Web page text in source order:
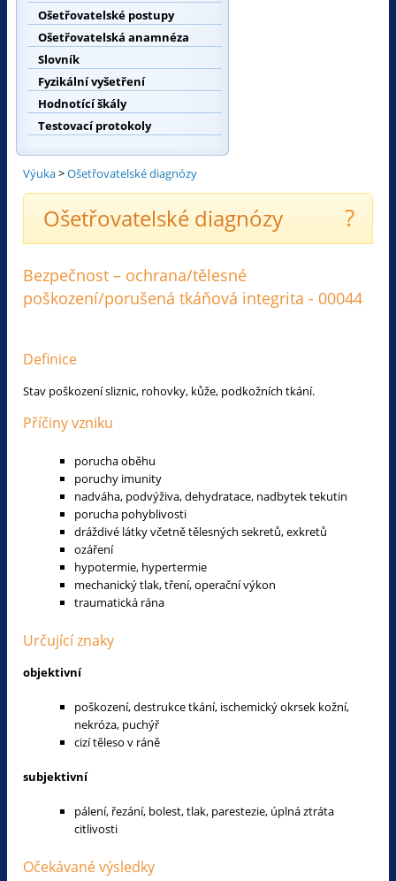
Ošetřovatelské postupy
Ošetřovatelská anamnéza
Slovník
Fyzikální vyšetření
Hodnotící škály
Testovací protokoly
Výuka>Ošetřovatelské diagnózy
Ošetřovatelské diagnózy ?
Bezpečnost – ochrana/tělesné
poškození/porušená tkáňová integrita - 00044
Definice
Stav poškození sliznic, rohovky, kůže, podkožních tkání.
Příčiny vzniku
porucha oběhu
poruchy imunity
nadváha, podvýživa, dehydratace, nadbytek tekutin
porucha pohyblivosti
dráždivé látky včetně tělesných sekretů, exkretů
ozáření
hypotermie, hypertermie
mechanický tlak, tření, operační výkon
traumatická rána
Určující znaky
objektivní
poškození, destrukce tkání, ischemický okrsek kožní,
nekróza, puchýř
cizí těleso v ráně
subjektivní
pálení, řezání, bolest, tlak, parestezie, úplná ztráta
citlivosti
Očekávané výsledky